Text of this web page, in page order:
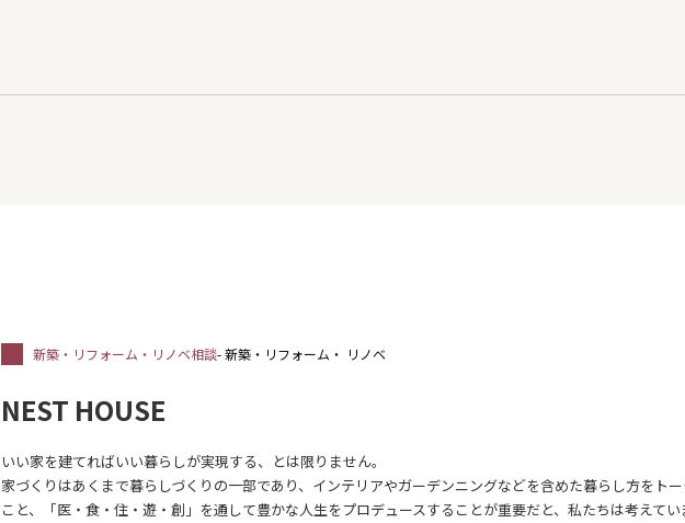
NEST HOUSE
新築・リフォーム・リノベ相談- 新築・リフォーム・ リノベ
いい家を建てればいい暮らしが実現する、とは限りません。
家づくりはあくまで暮らしづくりの一部であり、インテリアやガーデンニングなどを含めた暮らし方をト
こと、「医・食・住・遊・創」を通して豊かな人生をプロデュースすることが重要だと、私たちは考えてい